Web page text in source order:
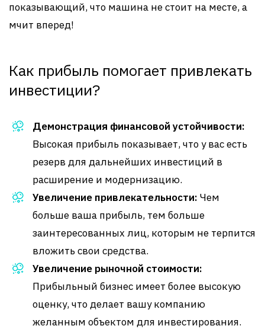
показывающий, что машина не стоит на месте, а
мчит вперед!
Как прибыль помогает привлекать
инвестиции?
Демонстрация финансовой устойчивости:
Высокая прибыль показывает, что у вас есть
резерв для дальнейших инвестиций в
расширение и модернизацию.
Увеличение привлекательности: Чем
больше ваша прибыль, тем больше
заинтересованных лиц, которым не терпится
вложить свои средства.
Увеличение рыночной стоимости:
Прибыльный бизнес имеет более высокую
оценку, что делает вашу компанию
желанным объектом для инвестирования.